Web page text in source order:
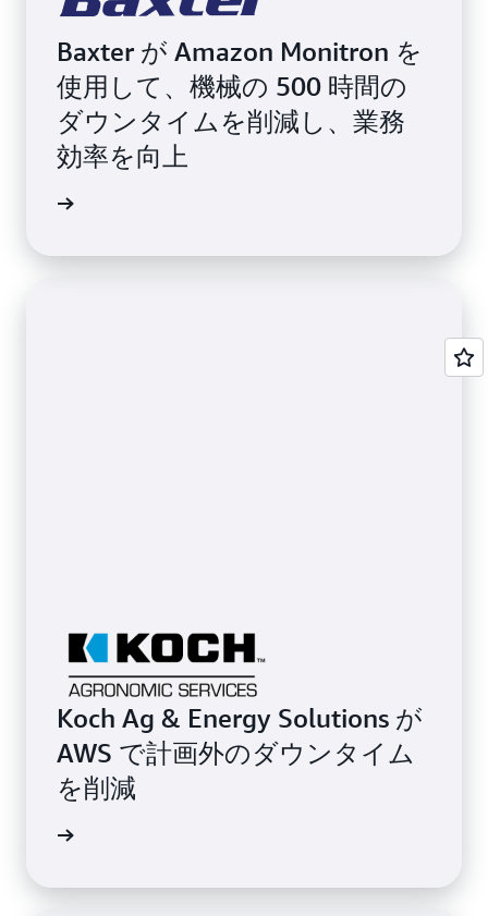
Baxter が Amazon Monitron を
使用して、機械の 500 時間の
ダウンタイムを削減し、業務
効率を向上
Koch Ag & Energy Solutions が
AWS で計画外のダウンタイム
を削減